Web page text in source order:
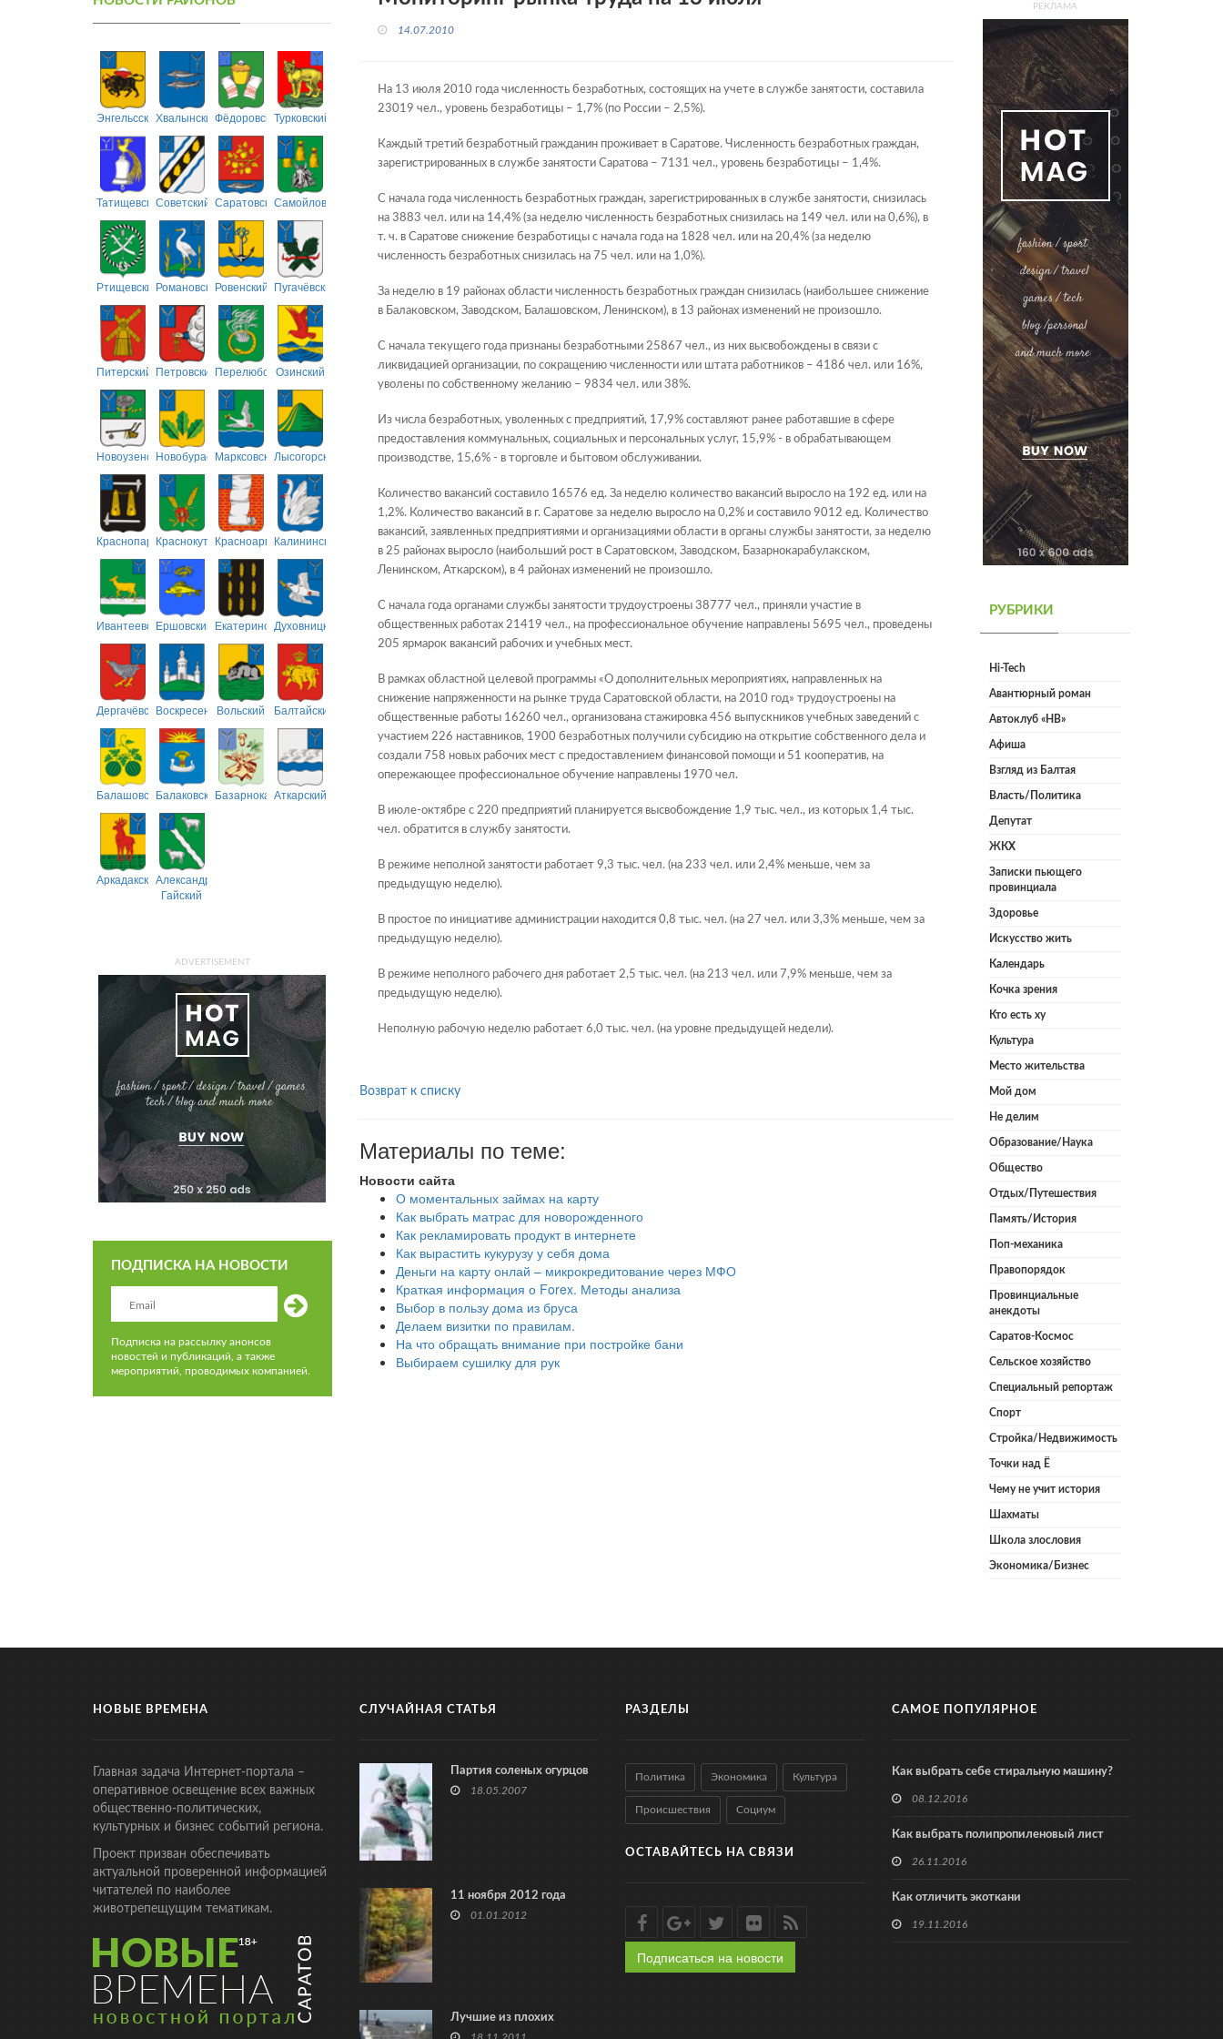
ЭнгельсскийХвалынскийФёдоровскийТурковский
ТатищевскийСоветский СаратовскийСамойловский
РтищевскийРомановскийРовенский Пугачёвский
Питерский ПетровскийПерелюбскийОзинский
НовоузенскийНовобурасскийМарксовскийЛысогорский
Краснопартизанский
КраснокутскийКрасноармейский
Калининский
ИвантеевскийЕршовский ЕкатериновскийДуховницкий
ДергачёвскийВоскресенскийВольский Балтайский
БалашовскийБалаковскийБазарнокарабулакский
Аткарский
АркадакскийАлександрово-
Гайский
ADVERTISEMENT
ПОДПИСКА НА НОВОСТИ
Подписка на рассылку анонсов
новостей и публикаций, а также
мероприятий, проводимых компанией.
14.07.2010
На 13 июля 2010 года численность безработных, состоящих на учете в службе занятости, составила
23019 чел., уровень безработицы – 1,7% (по России – 2,5%).
Каждый третий безработный гражданин проживает в Саратове. Численность безработных граждан,
зарегистрированных в службе занятости Саратова – 7131 чел., уровень безработицы – 1,4%.
С начала года численность безработных граждан, зарегистрированных в службе занятости, снизилась
на 3883 чел. или на 14,4% (за неделю численность безработных снизилась на 149 чел. или на 0,6%), в
т. ч. в Саратове снижение безработицы с начала года на 1828 чел. или на 20,4% (за неделю
численность безработных снизилась на 75 чел. или на 1,0%).
За неделю в 19 районах области численность безработных граждан снизилась (наибольшее снижение
в Балаковском, Заводском, Балашовском, Ленинском), в 13 районах изменений не произошло.
С начала текущего года признаны безработными 25867 чел., из них высвобождены в связи с
ликвидацией организации, по сокращению численности или штата работников – 4186 чел. или 16%,
уволены по собственному желанию – 9834 чел. или 38%.
Из числа безработных, уволенных с предприятий, 17,9% составляют ранее работавшие в сфере
предоставления коммунальных, социальных и персональных услуг, 15,9% - в обрабатывающем
производстве, 15,6% - в торговле и бытовом обслуживании.
Количество вакансий составило 16576 ед. За неделю количество вакансий выросло на 192 ед. или на
1,2%. Количество вакансий в г. Саратове за неделю выросло на 0,2% и составило 9012 ед. Количество
вакансий, заявленных предприятиями и организациями области в органы службы занятости, за неделю
в 25 районах выросло (наибольший рост в Саратовском, Заводском, Базарнокарабулакском,
Ленинском, Аткарском), в 4 районах изменений не произошло.
С начала года органами службы занятости трудоустроены 38777 чел., приняли участие в
общественных работах 21419 чел., на профессиональное обучение направлены 5695 чел., проведены
205 ярмарок вакансий рабочих и учебных мест.
В рамках областной целевой программы «О дополнительных мероприятиях, направленных на
снижение напряженности на рынке труда Саратовской области, на 2010 год» трудоустроены на
общественные работы 16260 чел., организована стажировка 456 выпускников учебных заведений с
участием 226 наставников, 1900 безработных получили субсидию на открытие собственного дела и
создали 758 новых рабочих мест с предоставлением финансовой помощи и 51 кооператив, на
опережающее профессиональное обучение направлены 1970 чел.
В июле-октябре с 220 предприятий планируется высвобождение 1,9 тыс. чел., из которых 1,4 тыс.
чел. обратится в службу занятости.
В режиме неполной занятости работает 9,3 тыс. чел. (на 233 чел. или 2,4% меньше, чем за
предыдущую неделю).
В простое по инициативе администрации находится 0,8 тыс. чел. (на 27 чел. или 3,3% меньше, чем за
предыдущую неделю).
В режиме неполного рабочего дня работает 2,5 тыс. чел. (на 213 чел. или 7,9% меньше, чем за
предыдущую неделю).
Неполную рабочую неделю работает 6,0 тыс. чел. (на уровне предыдущей недели).
Возврат к списку
Материалы по теме:
Новости сайта
О моментальных займах на карту
Как выбрать матрас для новорожденного
Как рекламировать продукт в интернете
Как вырастить кукурузу у себя дома
Деньги на карту онлай – микрокредитование через МФО
Краткая информация о Forex. Методы анализа
Выбор в пользу дома из бруса
Делаем визитки по правилам.
На что обращать внимание при постройке бани
Выбираем сушилку для рук
РЕКЛАМА
РУБРИКИ
Hi-Tech
Авантюрный роман
Автоклуб «НВ»
Афиша
Взгляд из Балтая
Власть/Политика
Депутат
ЖКХ
Записки пьющего
провинциала
Здоровье
Искусство жить
Календарь
Кочка зрения
Кто есть ху
Культура
Место жительства
Мой дом
Не делим
Образование/Наука
Общество
Отдых/Путешествия
Память/История
Поп-механика
Правопорядок
Провинциальные
анекдоты
Саратов-Космос
Сельское хозяйство
Специальный репортаж
Спорт
Стройка/Недвижимость
Точки над Ё
Чему не учит история
Шахматы
Школа злословия
Экономика/Бизнес
НОВЫЕ ВРЕМЕНА
Главная задача Интернет-портала –
оперативное освещение всех важных
общественно-политических,
культурных и бизнес событий региона.
Проект призван обеспечивать
актуальной проверенной информацией
читателей по наиболее
животрепещущим тематикам.
СЛУЧАЙНАЯ СТАТЬЯ
Партия соленых огурцов
18.05.2007
11 ноября 2012 года
01.01.2012
Лучшие из плохих
РАЗДЕЛЫ
Политика Экономика Культура
Происшествия Социум
ОСТАВАЙТЕСЬ НА СВЯЗИ
Подписаться на новости
САМОЕ ПОПУЛЯРНОЕ
Как выбрать себе стиральную машину?
08.12.2016
Как выбрать полипропиленовый лист
26.11.2016
Как отличить экоткани
19.11.2016